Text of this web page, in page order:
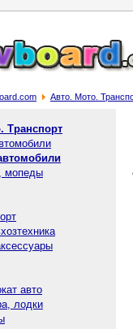
Авто. Мото.
Транспорт
мопеды
авто
лодки